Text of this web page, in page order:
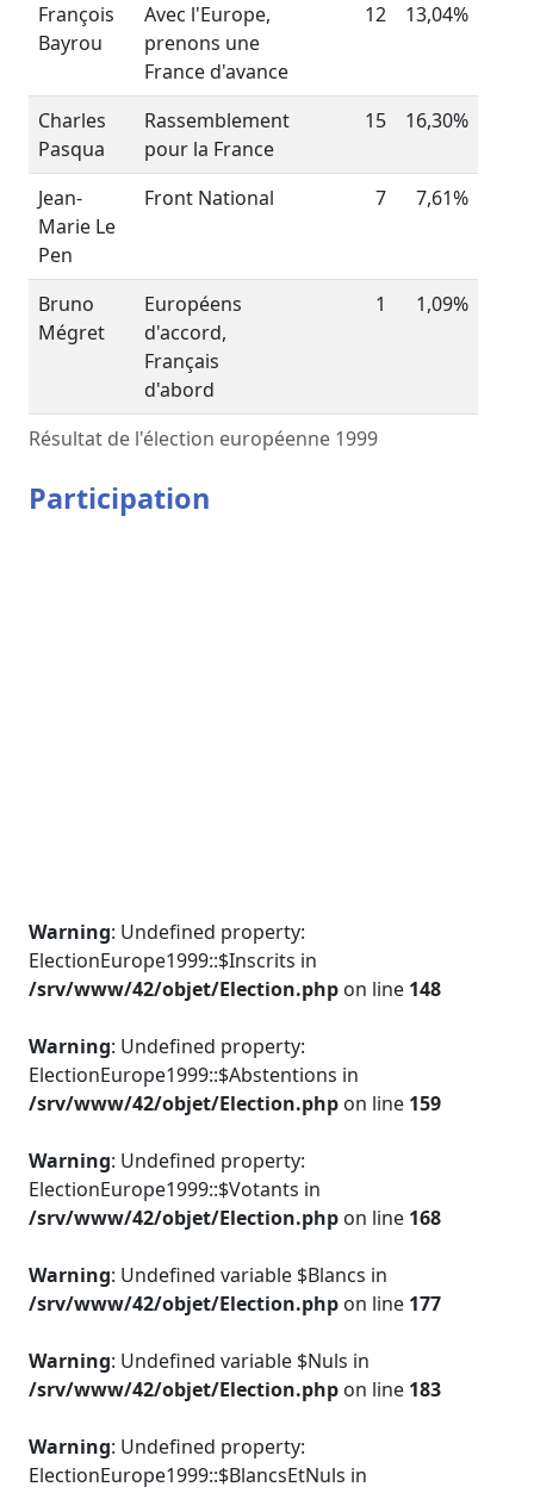
Résultat de l'élection européenne 1999
François
Bayrou
Avec l'Europe,
prenons une
France d'avance
12 13,04%
Charles
Pasqua
Rassemblement
pour la France
15 16,30%
Jean-
Marie Le
Pen
Front National 7 7,61%
Bruno
Mégret
Européens
d'accord,
Français
d'abord
1 1,09%
Participation
Warning: Undefined property:
ElectionEurope1999::$Inscrits in
/srv/www/42/objet/Election.php on line 148
Warning: Undefined property:
ElectionEurope1999::$Abstentions in
/srv/www/42/objet/Election.php on line 159
Warning: Undefined property:
ElectionEurope1999::$Votants in
/srv/www/42/objet/Election.php on line 168
Warning: Undefined variable $Blancs in
/srv/www/42/objet/Election.php on line 177
Warning: Undefined variable $Nuls in
/srv/www/42/objet/Election.php on line 183
Warning: Undefined property:
ElectionEurope1999::$BlancsEtNuls in